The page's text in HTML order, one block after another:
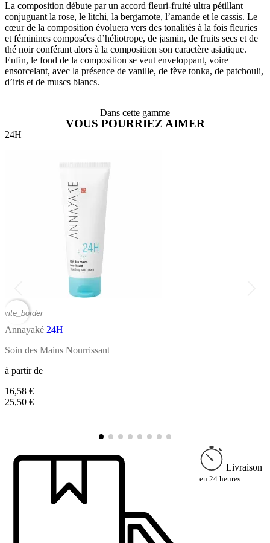
La composition débute par un accord fleuri-fruité ultra pétillant
conjuguant la rose, le litchi, la bergamote, l’amande et le cassis. Le
cœur de la composition évoluera vers des tonalités à la fois fleuries
et féminines composées d’héliotrope, de jasmin, de fruits secs et de
thé noir conférant alors à la composition son caractère asiatique.
Enfin, le fond de la composition se veut enveloppant, voire
ensorcelant, avec la présence de vanille, de fève tonka, de patchouli,
d’iris et de muscs blancs.
Dans cette gamme
VOUS POURRIEZ AIMER
24H
Annayaké 24H
Soin des Mains Nourrissant
à partir de
16,58 €
25,50 €
Livraison
en 24 heures